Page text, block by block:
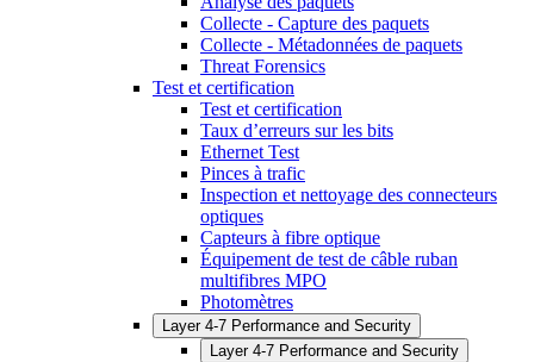
Collecte - Capture des paquets
Collecte - Métadonnées de paquets
Threat Forensics
Test et certification
Test et certification
Taux d’erreurs sur les bits
Ethernet Test
Pinces à trafic
Inspection et nettoyage des connecteurs
optiques
Capteurs à fibre optique
Équipement de test de câble ruban
multifibres MPO
Photomètres
Layer 4-7 Performance and Security
Layer 4-7 Performance and Security